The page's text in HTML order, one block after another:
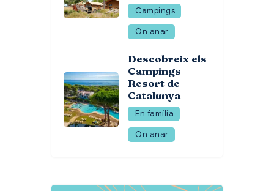
Campings
On anar
Descobreix els
Campings
Resort de
Catalunya
En família
On anar